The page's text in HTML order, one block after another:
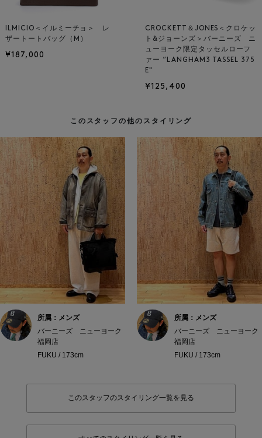
ILMICIO＜イルミーチョ＞ レ
ザートートバッグ（M）
¥187,000
CROCKETT＆JONES＜クロケッ
ト&ジョーンズ＞バーニーズ ニ
ューヨーク限定タッセルローフ
ァー “LANGHAM3 TASSEL 375
E"
¥125,400
このスタッフの他のスタイリング
所属：メンズ
バーニーズ ニューヨーク
福岡店
FUKU / 173cm
所属：メンズ
バーニーズ ニューヨーク
福岡店
FUKU / 173cm
このスタッフのスタイリング一覧を見る